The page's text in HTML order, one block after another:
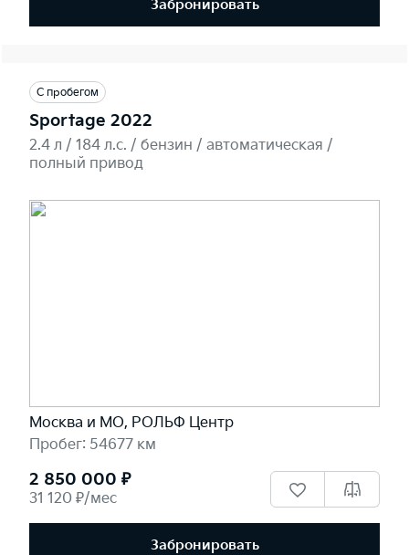
Забронировать
С пробегом
Sportage 2022
2.4 л / 184 л.c. / бензин / автоматическая /
полный привод
Москва и МО, РОЛЬФ Центр
Пробег: 54677 км
2 850 000 ₽
31 120 ₽/мес
Забронировать